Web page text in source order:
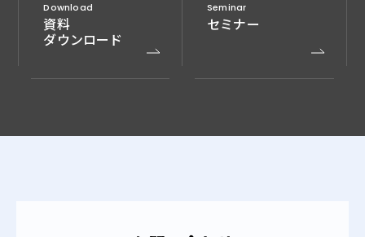
Download
資料
ダウンロード
Seminar
セミナー